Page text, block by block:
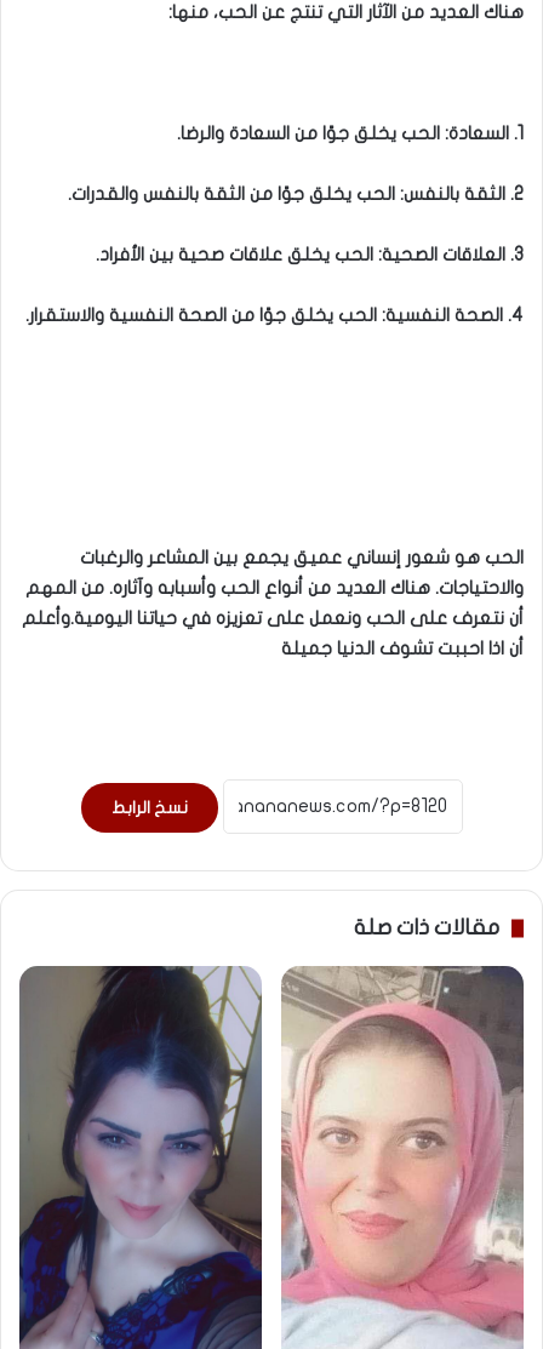
هناك العديد من الآثار التي تنتج عن الحب، منها:
1. السعادة: الحب يخلق جوًا من السعادة والرضا.
2. الثقة بالنفس: الحب يخلق جوًا من الثقة بالنفس والقدرات.
3. العلاقات الصحية: الحب يخلق علاقات صحية بين الأفراد.
4. الصحة النفسية: الحب يخلق جوًا من الصحة النفسية والاستقرار.
الحب هو شعور إنساني عميق يجمع بين المشاعر والرغبات
والاحتياجات. هناك العديد من أنواع الحب وأسبابه وآثاره. من المهم
أن نتعرف على الحب ونعمل على تعزيزه في حياتنا اليومية.وأعلم
أن اذا احببت تشوف الدنيا جميلة
نسخ الرابط
مقالات ذات صلة